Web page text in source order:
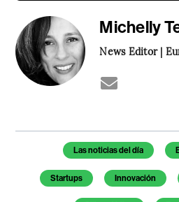
Michelly
News Editor |
Temas de este artículo
Las noticias del día
Startups Innovación